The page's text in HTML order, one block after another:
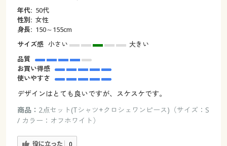
年代: 50代
性別: 女性
身長: 150～155cm
サイズ感 小さい
大きい
品質
お買い得感
使いやすさ
デザインはとても良いですが、スケスケです。
商品： 2点セット(Tシャツ+クロシェワンピース)（サイズ：S
/ カラー：オフホワイト）
役に立った 0